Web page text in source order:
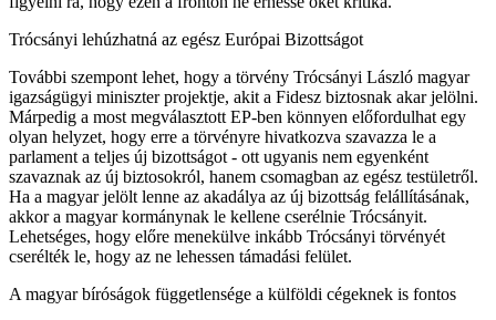
Trócsányi lehúzhatná az egész Európai Bizottságot
További szempont lehet, hogy a törvény Trócsányi László magyar
igazságügyi miniszter projektje, akit a Fidesz biztosnak akar jelölni.
Márpedig a most megválasztott EP-ben könnyen előfordulhat egy
olyan helyzet, hogy erre a törvényre hivatkozva szavazza le a
parlament a teljes új bizottságot - ott ugyanis nem egyenként
szavaznak az új biztosokról, hanem csomagban az egész testületről.
Ha a magyar jelölt lenne az akadálya az új bizottság felállításának,
akkor a magyar kormánynak le kellene cserélnie Trócsányit.
Lehetséges, hogy előre menekülve inkább Trócsányi törvényét
cserélték le, hogy az ne lehessen támadási felület.
A magyar bíróságok függetlensége a külföldi cégeknek is fontos